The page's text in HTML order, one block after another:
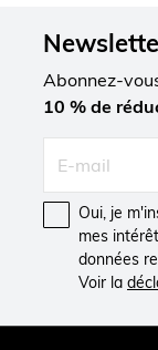
Abonnez-
10 % de
Oui, je
mes
données
Voir la